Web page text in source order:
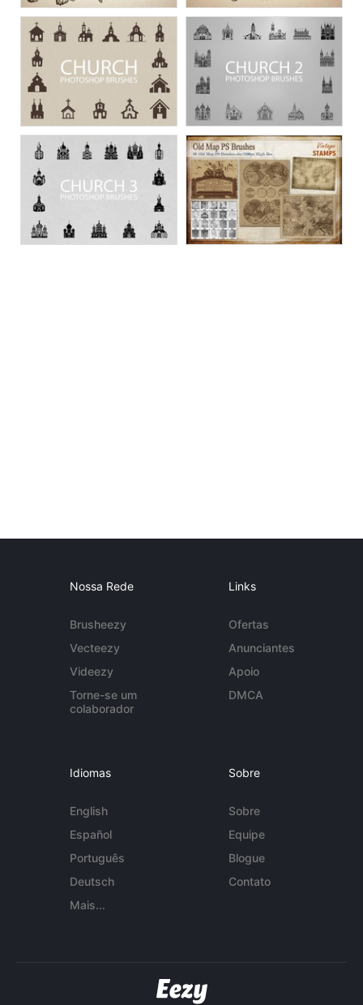
Nossa Rede
Brusheezy
Vecteezy
Videezy
Torne-se um
colaborador
Links
Ofertas
Anunciantes
Apoio
DMCA
Idiomas
English
Español
Português
Deutsch
Mais...
Sobre
Sobre
Equipe
Blogue
Contato